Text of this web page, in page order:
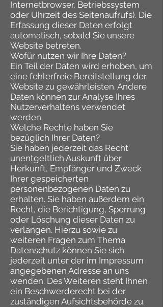
Internetbrowser, Betriebssystem
oder Uhrzeit des Seitenaufrufs). Die
Erfassung dieser Daten erfolgt
automatisch, sobald Sie unsere
Website betreten.
Wofür nutzen wir Ihre Daten?
Ein Teil der Daten wird erhoben, um
eine fehlerfreie Bereitstellung der
Website zu gewährleisten. Andere
Daten können zur Analyse Ihres
Nutzerverhaltens verwendet
werden.
Welche Rechte haben Sie
bezüglich Ihrer Daten?
Sie haben jederzeit das Recht
unentgeltlich Auskunft über
Herkunft, Empfänger und Zweck
Ihrer gespeicherten
personenbezogenen Daten zu
erhalten. Sie haben außerdem ein
Recht, die Berichtigung, Sperrung
oder Löschung dieser Daten zu
verlangen. Hierzu sowie zu
weiteren Fragen zum Thema
Datenschutz können Sie sich
jederzeit unter der im Impressum
angegebenen Adresse an uns
wenden. Des Weiteren steht Ihnen
ein Beschwerderecht bei der
zuständigen Aufsichtsbehörde zu.